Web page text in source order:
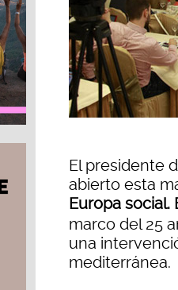
El presidente
abierto esta
Europa
marco del 25
una
mediterránea.